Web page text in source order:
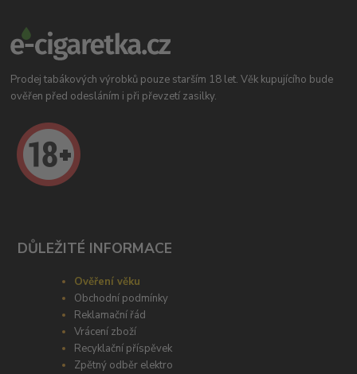
Prodej tabákových výrobků pouze starším 18 let. Věk kupujícího bude
ověřen před odesláním i při převzetí zasilky.
DŮLEŽITÉ INFORMACE
Ověření věku
Obchodní podmínky
Reklamační řád
Vrácení zboží
Recyklační příspěvek
Zpětný odběr elektro